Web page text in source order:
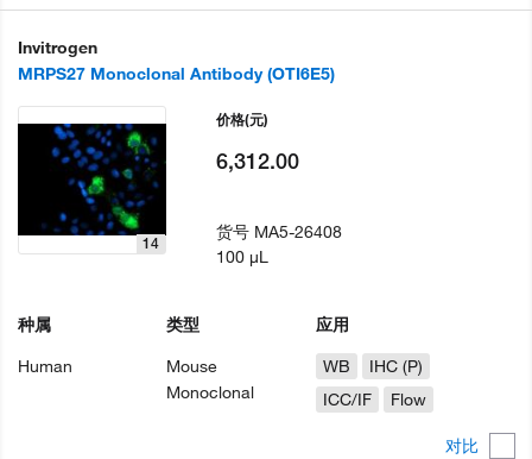
Invitrogen
MRPS27 Monoclonal Antibody (OTI6E5)
对比
14
种属
Human
类型
Mouse
Monoclonal
应用
WB
IHC (P)
ICC/IF
Flow
价格(元)
6,312.00
货号 MA5-26408
100 µL